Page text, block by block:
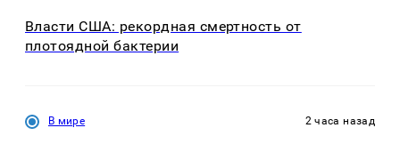
Власти США: рекордная смертность от
плотоядной бактерии
В мире 2 часа назад